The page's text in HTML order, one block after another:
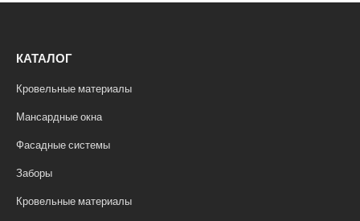
КАТАЛОГ
Кровельные материалы
Мансардные окна
Фасадные системы
Заборы
Кровельные материалы